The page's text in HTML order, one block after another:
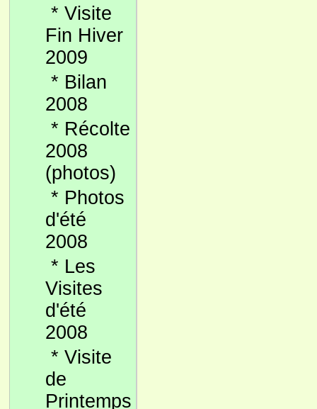
* Visite
Fin Hiver
2009
* Bilan
2008
* Récolte
2008
(photos)
* Photos
d'été
2008
* Les
Visites
d'été
2008
* Visite
de
Printemps